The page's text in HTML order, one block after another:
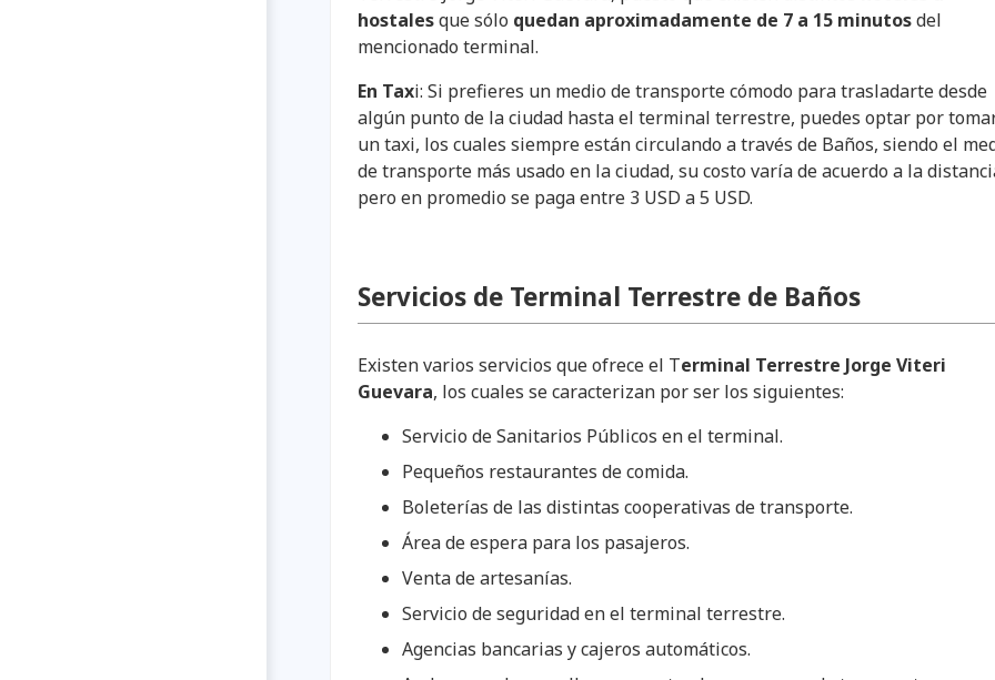
hostalesque sólo quedan aproximadamente de 7 a 15 minutosdel
mencionado terminal.
En Taxi: Si prefieres un medio de transporte cómodo para trasladarte desde
algún punto de la ciudad hasta el terminal terrestre, puedes optar por
un taxi, los cuales siempre están circulando a través de Baños, siendo el
de transporte más usado en la ciudad, su costo varía de acuerdo a la
pero en promedio se paga entre 3 USD a 5 USD.
Servicios de Terminal Terrestre de Baños
Existen varios servicios que ofrece el Terminal Terrestre Jorge Viteri
Guevara, los cuales se caracterizan por ser los siguientes:
Servicio de Sanitarios Públicos en el terminal.
Pequeños restaurantes de comida.
Boleterías de las distintas cooperativas de transporte.
Área de espera para los pasajeros.
Venta de artesanías.
Servicio de seguridad en el terminal terrestre.
Agencias bancarias y cajeros automáticos.